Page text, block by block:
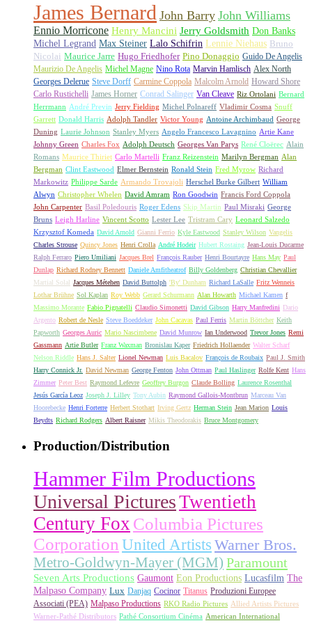
James Bernard John Barry John Williams
Ennio Morricone Henry Mancini Jerry Goldsmith Don Banks
Michel Legrand Max Steiner Lalo Schifrin Lennie Niehaus Bruno
Nicolai Maurice Jarre Hugo Friedhofer Pino Donaggio Guido De Angelis
Maurizio De Angelis Michel Magne Nino Rota Marvin Hamlisch Alex North
Georges Delerue Steve Dorff Carmine Coppola Malcolm Arnold
Howard Shore
Carlo Rustichelli James Horner Conrad Salinger Van Cleave Riz Ortolani Bernard
Herrmann André Previn Jerry Fielding Michel Polnareff Vladimir Cosma Snuff
Garrett Donald Harris Adolph Tandler Victor Young Antoine Archimbaud George
Duning Laurie Johnson Stanley Myers Angelo Francesco Lavagnino Artie Kane
Johnny Green Charles Fox Adolph Deutsch Georges Van Parys René Cloërec Alain
Romans Maurice Thiriet Carlo Martelli Franz Reizenstein Marilyn Bergman Alan
Bergman Clint Eastwood Elmer Bernstein Ronald Stein Fred Myrow Richard
Markowitz Philippe Sarde Armando Trovajoli Herschel Burke Gilbert William
Alwyn Christopher Whelen David Amram Ron Goodwin Francis Ford Coppola
John Carpenter Basil Poledouris Roger Edens Skip Martin Paul Misraki George
Bruns Leigh Harline Vincent Scotto Lester Lee Tristram Cary Leonard Salzedo
Krzysztof Komeda David Arnold Gianni Ferrio Kyle Eastwood Stanley Wilson Vangelis
Charles Strouse Quincy Jones Henri Crolla André Hodeir Hubert Rostaing Jean-Louis Ducarme
Ralph Ferraro Piero Umiliani Jacques Brel François Rauber Henri Bourtayre Hans May Paul
Dunlap Richard Rodney Bennett Daniele Amfitheatrof Billy Goldenberg Christian Chevallier
Martial Solal Jacques Métehen David Buttolph 'By' Dunham Richard LaSalle Fritz Wenneis
Lothar Brühne Sol Kaplan Roy Webb Gerard Schurmann Alan Howarth Michael Kamen f
Massimo Morante Fabio Pignatelli Claudio Simonetti David Gibson Harry Manfredini Dario
Argento Robert de Nesle Steve Boeddeker John Cacavas Paul Ferris Martin Böttcher Keith
Papworth Georges Auric Mario Nascimbene David Munrow Ian Underwood Trevor Jones Remi
Gassmann Artie Butler Franz Waxman Bronislau Kaper Friedrich Hollaender Walter Scharf
Nelson Riddle Hans J. Salter Lionel Newman Luis Bacalov François de Roubaix Paul J. Smith
Harry Connick Jr. David Newman George Fenton John Ottman Paul Haslinger Rolfe Kent Hans
Zimmer Peter Best Raymond Lefevre Geoffrey Burgon Claude Bolling Laurence Rosenthal
Jesús García Leoz Joseph J. Lilley Tony Aubin Raymond Gallois-Montbrun Marceau Van
Hoorebecke Henri Forterre Herbert Stothart Irving Gertz Herman Stein Jean Marion Louis
Beydts Richard Rodgers Albert Raisner Mikis Theodorakis Bruce Montgomery
Production/Distribution
Hammer Film Productions
Universal PicturesTwentieth
Century Fox Columbia Pictures
Corporation United Artists Warner Bros.
Metro-Goldwyn-Mayer (MGM) Paramount
Seven Arts Productions Gaumont Eon Productions Lucasfilm The
Malpaso Company Lux Danjaq Cocinor Titanus Produzioni Europee
Associati (PEA) Malpaso Productions RKO Radio Pictures Allied Artists Pictures
Warner-Pathé Distributors Pathé Consortium Cinéma American International